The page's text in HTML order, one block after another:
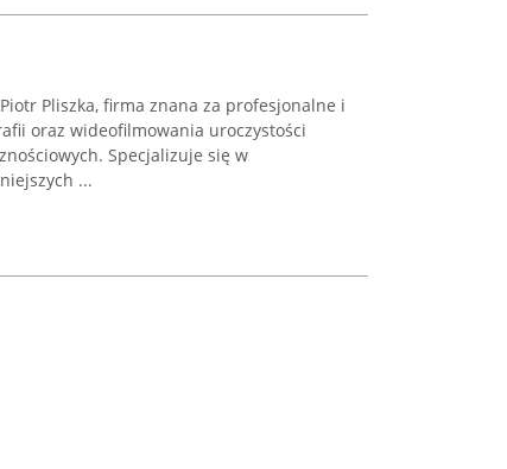
Pliszka, firma znana za profesjonalne i
oraz wideofilmowania uroczystości
Specjalizuje się w
...